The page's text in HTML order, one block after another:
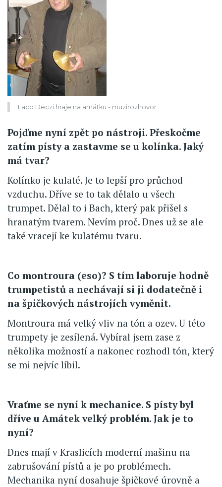
Laco Deczi hraje na amátku - muzirozhovor
Pojďme nyní zpět po nástroji. Přeskočme
zatím písty a zastavme se u kolínka. Jaký
má tvar?
Kolínko je kulaté. Je to lepší pro průchod
vzduchu. Dříve se to tak dělalo u všech
trumpet. Dělal to i Bach, který pak přišel s
hranatým tvarem. Nevím proč. Dnes už se ale
také vracejí ke kulatému tvaru.
Co montroura (eso)? S tím laboruje hodně
trumpetistů a nechávají si ji dodatečně i
na špičkových nástrojích vyměnit.
Montroura má velký vliv na tón a ozev. U této
trumpety je zesílená. Vybíral jsem zase z
několika možností a nakonec rozhodl tón, který
se mi nejvíc líbil.
Vraťme se nyní k mechanice. S písty byl
dříve u Amátek velký problém. Jak je to
nyní?
Dnes mají v Kraslicích moderní mašinu na
zabrušování pístů a je po problémech.
Mechanika nyní dosahuje špičkové úrovně a